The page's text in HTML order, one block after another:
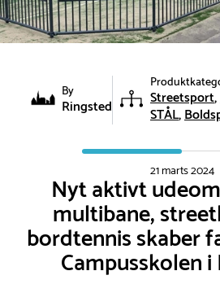
By
Ringsted Streetsport
STÅL
21 marts 2024
Nyt aktivt
multibane,
bordtennis skaber
Campusskolen